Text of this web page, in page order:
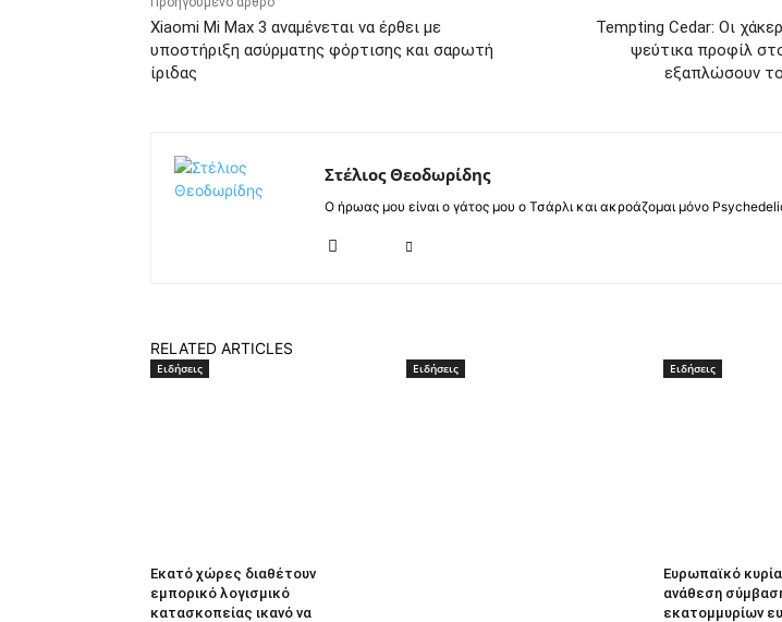
Xiaomi Mi Max 3 αναμένεται να έρθει με
υποστήριξη ασύρματης φόρτισης και σαρωτή
ίριδας
Tempting Cedar: Οι
ψεύτικα προφίλ
εξαπλώσουν
Στέλιος Θεοδωρίδης
Ο ήρωας μου είναι ο γάτος μου ο Τσάρλι και ακροάζομαι μόνο
RELATED ARTICLES
Ειδήσεις
Εκατό χώρες διαθέτουν
εμπορικό λογισμικό
κατασκοπείας ικανό να
Ειδήσεις Ειδήσεις
Ευρωπαϊκό
ανάθεση
εκατομμυρίων